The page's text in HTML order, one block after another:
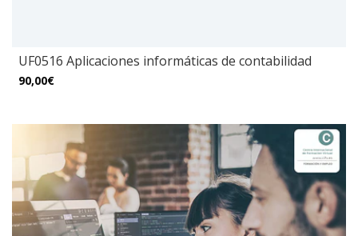
UF0516 Aplicaciones informáticas de contabilidad
90,00€